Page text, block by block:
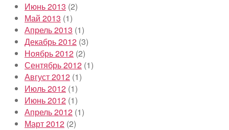
Июнь 2013 (2)
Май 2013 (1)
Апрель 2013 (1)
Декабрь 2012 (3)
Ноябрь 2012 (2)
Сентябрь 2012 (1)
Август 2012 (1)
Июль 2012 (1)
Июнь 2012 (1)
Апрель 2012 (1)
Март 2012 (2)